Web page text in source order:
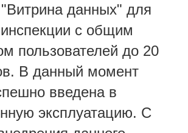
данных" для
с общим
пользователей до 20
В данный момент
введена в
эксплуатацию. С